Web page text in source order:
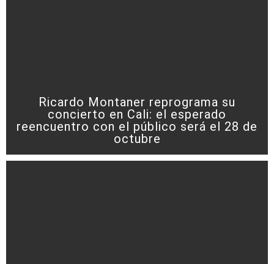
Ricardo Montaner reprograma su
concierto en Cali: el esperado
reencuentro con el público será el 28 de
octubre